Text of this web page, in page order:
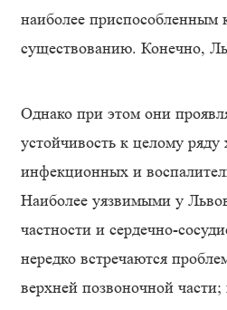
наиболее приспособленным
существованию. Конечно,
Однако при этом они
устойчивость к целому
инфекционных и
Наиболее уязвимыми у
частности и сердечно-
нередко встречаются
верхней позвоночной